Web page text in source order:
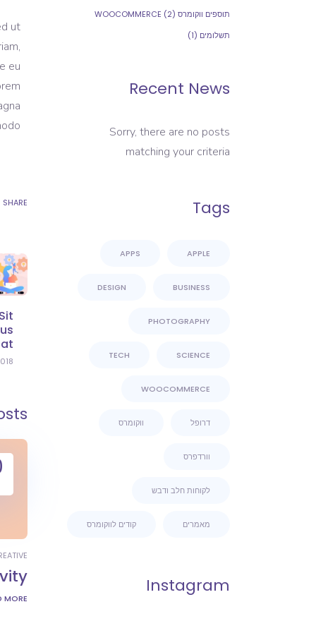
ut
eu
SHARE
MORE
תוספים ווקומרס WOOCOMMERCE (2)
תשלומים (1)
Recent News
Sorry, there are no posts
matching your criteria
Tags
APPLE
APPS
BUSINESS
DESIGN
PHOTOGRAPHY
SCIENCE
TECH
WOOCOMMERCE
דרופל ווקומרס
וורדפרס
לקוחות חלב ודבש
מאמרים קודים לווקומרס
Instagram